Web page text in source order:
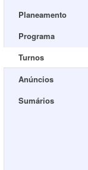
Planeamento
Programa
Turnos
Anúncios
Sumários